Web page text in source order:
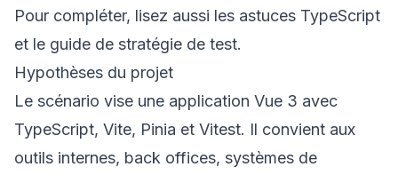
Pour compléter, lisez aussi les astuces TypeScript
et le guide de stratégie de test.
Hypothèses du projet
Le scénario vise une application Vue 3 avec
TypeScript, Vite, Pinia et Vitest. Il convient aux
outils internes, back offices, systèmes de